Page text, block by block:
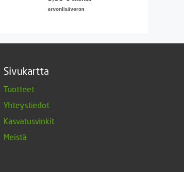
arvonlisäveron
Sivukartta
Tuotteet
Yhteystiedot
Kasvatusvinkit
Meistä